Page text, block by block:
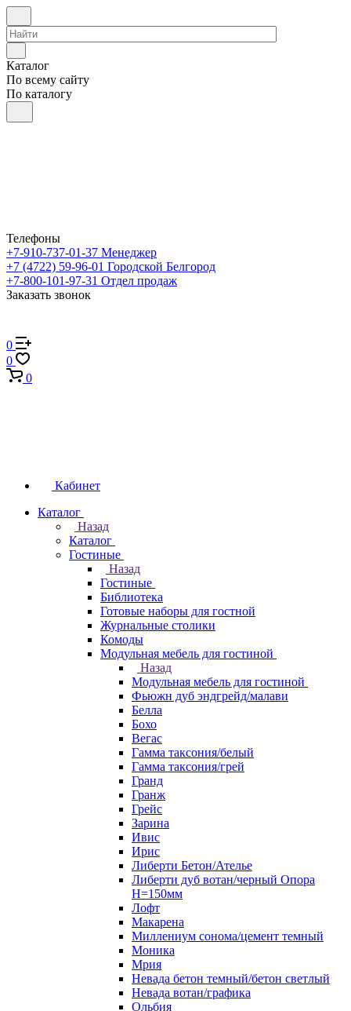
Каталог
По всему сайту
По каталогу
Телефоны
+7-910-737-01-37 Менеджер
+7 (4722) 59-96-01 Городской Белгород
+7-800-101-97-31 Отдел продаж
Заказать звонок
0
0
0
Кабинет
Каталог
Назад
Каталог
Гостиные
Назад
Гостиные
Библиотека
Готовые наборы для гостной
Журнальные столики
Комоды
Модульная мебель для гостиной
Назад
Модульная мебель для гостиной
Фьюжн дуб эндгрейд/малави
Белла
Бохо
Вегас
Гамма таксония/белый
Гамма таксония/грей
Гранд
Гранж
Грейс
Зарина
Ивис
Ирис
Либерти Бетон/Ателье
Либерти дуб вотан/черный Опора
Н=150мм
Лофт
Макарена
Миллениум сонома/цемент темный
Моника
Мрия
Невада бетон темный/бетон светлый
Невада вотан/графика
Ольбия